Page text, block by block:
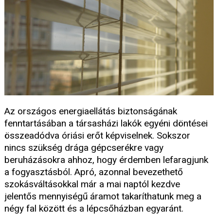
Az országos energiaellátás biztonságának
fenntartásában a társasházi lakók egyéni döntései
összeadódva óriási erőt képviselnek. Sokszor
nincs szükség drága gépcserékre vagy
beruházásokra ahhoz, hogy érdemben lefaragjunk
a fogyasztásból. Apró, azonnal bevezethető
szokásváltásokkal már a mai naptól kezdve
jelentős mennyiségű áramot takaríthatunk meg a
négy fal között és a lépcsőházban egyaránt.